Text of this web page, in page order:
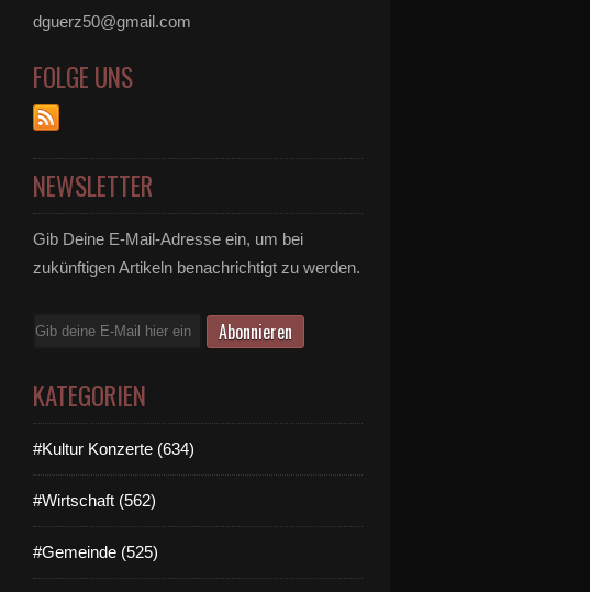
dguerz50@gmail.com
FOLGE UNS
NEWSLETTER
Gib Deine E-Mail-Adresse ein, um bei
zukünftigen Artikeln benachrichtigt zu werden.
E-
KATEGORIEN
#Kultur Konzerte (634)
#Wirtschaft (562)
#Gemeinde (525)